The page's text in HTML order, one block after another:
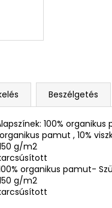
Beszélgetés
100% organikus
pamut , 10%
g/m2
organikus pamut-
g/m2